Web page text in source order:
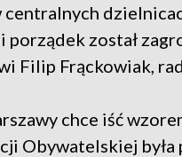
centralnych
porządek został
Filip Frąckowiak,
chce iść
Obywatelskiej była